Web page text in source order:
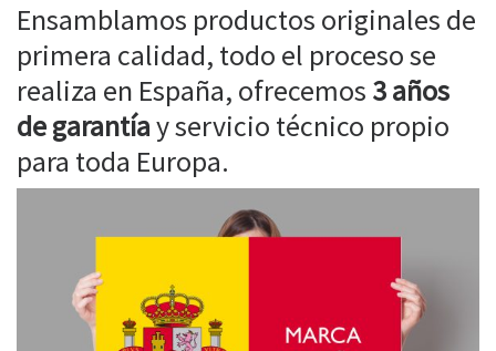
Ensamblamos productos originales de
primera calidad, todo el proceso se
realiza en España, ofrecemos 3 años
de garantíay servicio técnico propio
para toda Europa.